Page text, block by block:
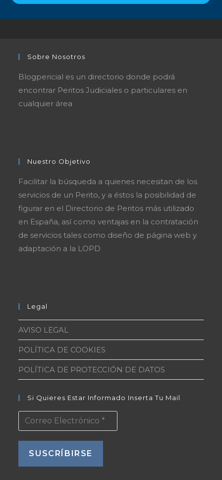
Sobre Nosotros
Blogpericial es un directorio donde podrá
encontrar Peritos Judiciales o particulares en
cualquier área
Nuestro Objetivo
Facilitar la búsqueda a quienes necesitan de los
servicios de un Perito, y a éstos la posibilidad de
figurar en el Directorio de Peritos más utilizado
en España, así como ventajas en la contratación
de servicios tales como diseño de página web y
adaptación a la LOPD
Legal
AVISO LEGAL
POLÍTICA DE COOKIES
POLÍTICA DE PROTECCIÓN DE DATOS
Si Quieres Estar Informado Inserta Tu Mail